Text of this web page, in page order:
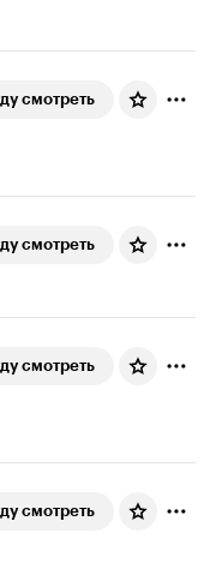
смотреть
смотреть
смотреть
смотреть